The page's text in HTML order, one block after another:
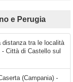
e Perugia
distanza tra le località
Città di Castello sul
(Campania) -